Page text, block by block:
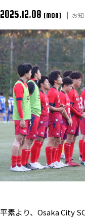
2025.12.08 [MON] お
平素より、Osaka City